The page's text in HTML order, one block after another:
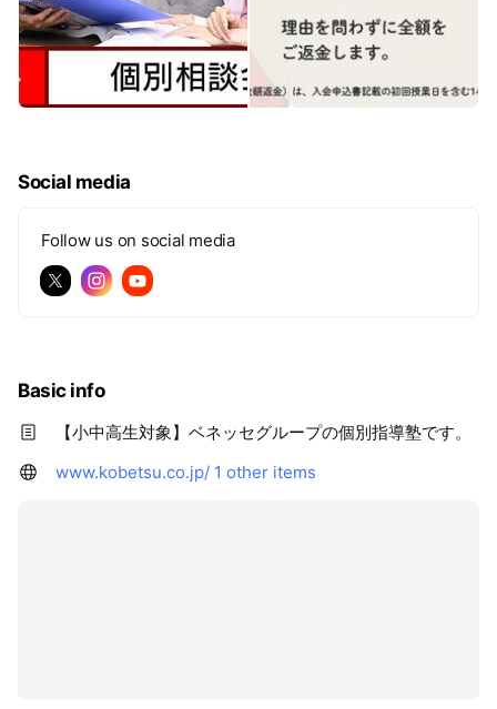
Social media
Follow us on social media
Basic info
【小中高生対象】ベネッセグループの個別指導塾です。
www.kobetsu.co.jp/ 1 other items